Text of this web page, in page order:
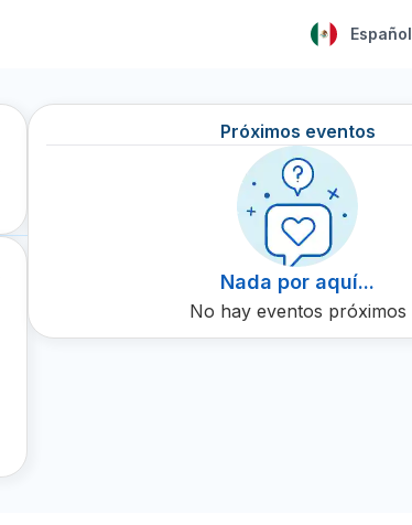
Español
Próximos eventos
Nada por aquí...
No hay eventos próximos